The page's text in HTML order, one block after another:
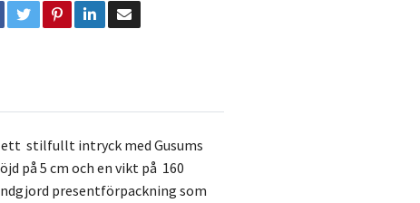
ett stilfullt intryck med Gusums
på 5 cm och en vikt på 160
presentförpackning som